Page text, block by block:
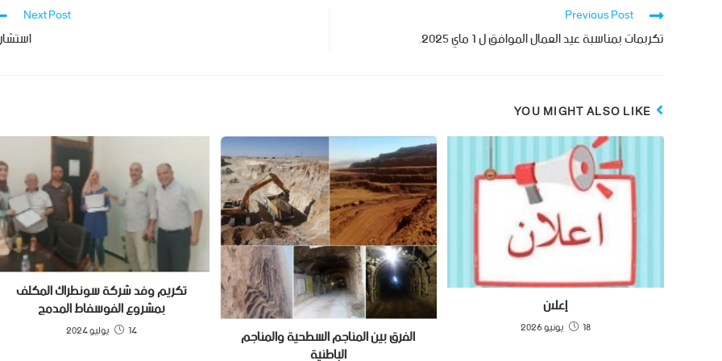
Previous Post
تكربمات بمناسبة عيد العمال الموافق ل 1 ماي 2025.
Next Post
YOU MIGHT ALSO LIKE
تكريم وفد شركة سونطراك المكلف
بمشروع الفوسفاط المدمج
14 يوليو 2024 الفرق بين المناجم السطحية والمناجم
الباطنية
إعلان
18 يونيو 2026